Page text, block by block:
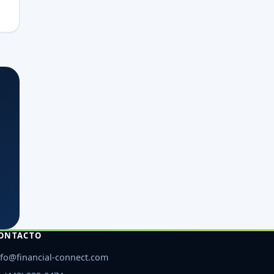
connect.com